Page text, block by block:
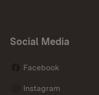
Social Media
Facebook
Instagram